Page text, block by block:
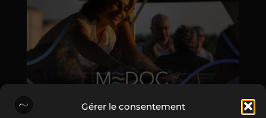
Gérer le consentement